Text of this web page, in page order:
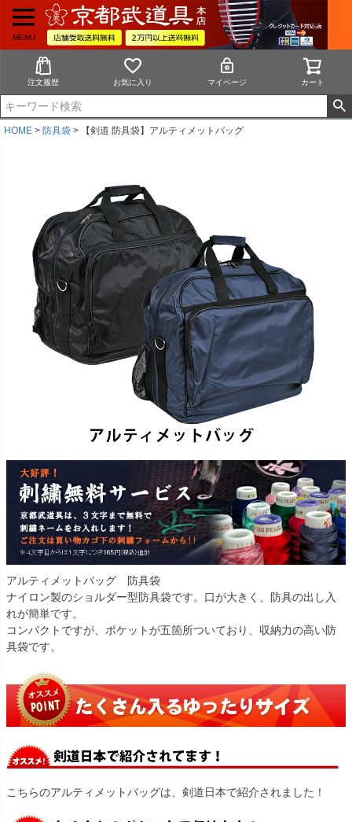
MENU
注文履歴 お気に入り マイページ カート
HOME 防具袋 【剣道 防具袋】アルティメットバッグ
アルティメットバッグ 防具袋
ナイロン製のショルダー型防具袋です。口が大きく、防具の出し入
れが簡単です。
コンパクトですが、ポケットが五箇所ついており、収納力の高い防
具袋です。
こちらのアルティメットバッグは、剣道日本で紹介されました！